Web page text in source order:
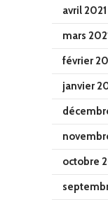
avril 2021
mars
février
janvier
octobre